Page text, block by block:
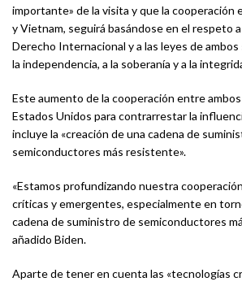
importante» de la visita y que la cooperación
y Vietnam, seguirá basándose en el respeto
Derecho Internacional y a las leyes de
la independencia, a la soberanía y a la
Este aumento de la cooperación entre
Estados Unidos para contrarrestar la
incluye la «creación de una cadena de
semiconductores más resistente».
«Estamos profundizando nuestra
críticas y emergentes, especialmente en
cadena de suministro de semiconductores
añadido Biden.
Aparte de tener en cuenta las «tecnologías